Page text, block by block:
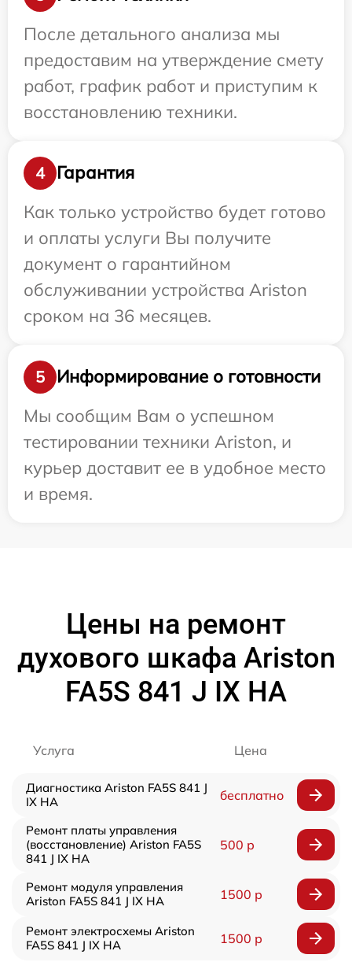
После детального анализа мы
предоставим на утверждение смету
работ, график работ и приступим к
восстановлению техники.
4
Гарантия
Как только устройство будет готово
и оплаты услуги Вы получите
документ о гарантийном
обслуживании устройства Ariston
сроком на 36 месяцев.
5
Информирование о готовности
Мы сообщим Вам о успешном
тестировании техники Ariston, и
курьер доставит ее в удобное место
и время.
Цены на ремонт
духового шкафа Ariston
FA5S 841 J IX HA
Услуга Цена
Диагностика Ariston FA5S 841 J
IX HA
бесплатно
Ремонт платы управления
(восстановление) Ariston FA5S
841 J IX HA
500 р
Ремонт модуля управления
Ariston FA5S 841 J IX HA
1500 р
Ремонт электросхемы Ariston
FA5S 841 J IX HA
1500 р